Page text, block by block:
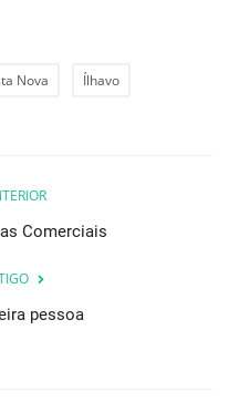
Nova Ílhavo
Comerciais
pessoa